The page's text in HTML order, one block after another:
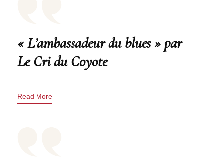
« L’ambassadeur du blues » par
Le Cri du Coyote
Read More